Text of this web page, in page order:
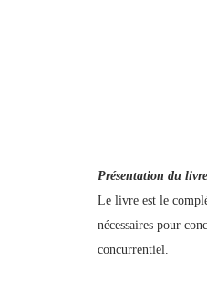
Présentation du
Le livre est le
nécessaires pour
concurrentiel.